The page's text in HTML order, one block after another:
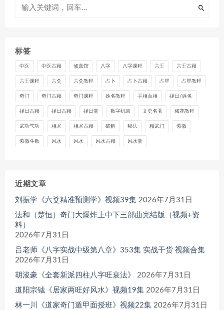
标签
中医 中医古籍 修真馆 八字 八字课程 六壬 六壬古籍
六壬课程 六爻 六爻教程 占卜 占卜古籍 占星 占星教程
奇门 奇门古籍 奇门课程 姓名教程 手相面相 择日/姓名
择日古籍 择日古籍 择日堂 数字机凶 文史名著 梅花教程
武功气功 相术 相术古籍 破解 秘法 精武门 紫微
紫微斗数 风水 风水 风水古籍 风水堂
近期文章
刘振学《六爻精准预测学》视频39集 2026年7月31日
法和（楚恒）奇门大爆炸上中下三部曲完结版（视频+资
料）
2026年7月31日
吕老师《八字实战中级第八章》353集 实战干货 视频合集
2026年7月31日
胡浚豪《全套新派四柱八字旺衰法》
2026年7月31日
道阳宗钺《居家两旺好风水》视频19集 2026年7月31日
林一川《道家奇门遁甲面授班》视频22集 2026年7月31日